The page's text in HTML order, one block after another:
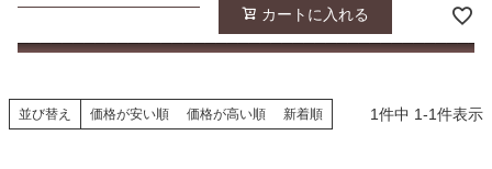
カートに入れる
並び替え 価格が安い順 価格が高い順 新着順 1件中 1-1件表示